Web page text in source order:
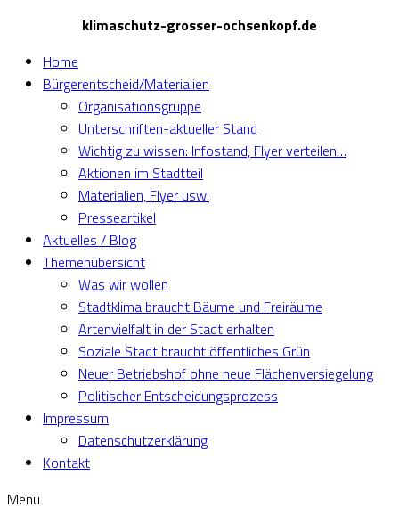
klimaschutz-grosser-ochsenkopf.de
Home
Bürgerentscheid/Materialien
Organisationsgruppe
Unterschriften-aktueller Stand
Wichtig zu wissen: Infostand, Flyer verteilen…
Aktionen im Stadtteil
Materialien, Flyer usw.
Presseartikel
Aktuelles / Blog
Themenübersicht
Was wir wollen
Stadtklima braucht Bäume und Freiräume
Artenvielfalt in der Stadt erhalten
Soziale Stadt braucht öffentliches Grün
Neuer Betriebshof ohne neue Flächenversiegelung
Politischer Entscheidungsprozess
Impressum
Datenschutzerklärung
Kontakt
Menu